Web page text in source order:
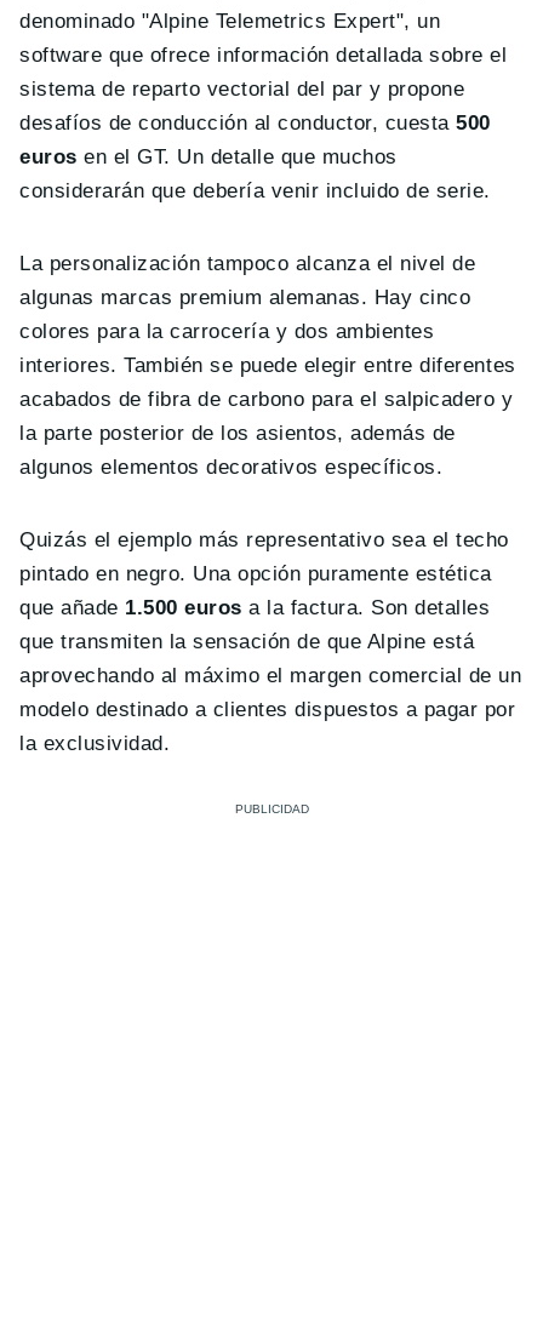
denominado "Alpine Telemetrics Expert", un
software que ofrece información detallada sobre el
sistema de reparto vectorial del par y propone
desafíos de conducción al conductor, cuesta500
euros en el GT. Un detalle que muchos
considerarán que debería venir incluido de serie.
La personalización tampoco alcanza el nivel de
algunas marcas premium alemanas. Hay cinco
colores para la carrocería y dos ambientes
interiores. También se puede elegir entre diferentes
acabados de fibra de carbono para el salpicadero y
la parte posterior de los asientos, además de
algunos elementos decorativos específicos.
Quizás el ejemplo más representativo sea el techo
pintado en negro. Una opción puramente estética
que añade 1.500 euros a la factura. Son detalles
que transmiten la sensación de que Alpine está
aprovechando al máximo el margen comercial de un
modelo destinado a clientes dispuestos a pagar por
la exclusividad.